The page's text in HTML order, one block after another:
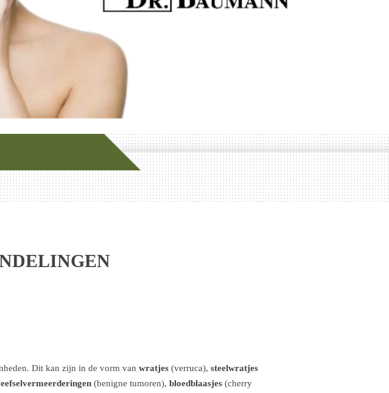
Dit kan zijn in de vorm van wratjes (verruca), steelwratjes
(benigne tumoren), bloedblaasjes (cherry